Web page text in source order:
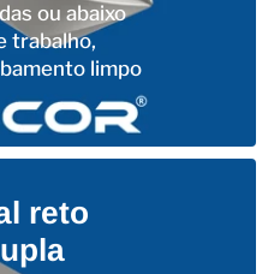
ou abaixo
trabalho,
limpo
reto